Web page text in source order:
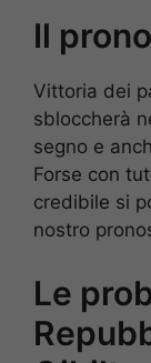
Il
Vittoria dei
sbloccherà
segno e
Forse con
credibile si
nostro
Le